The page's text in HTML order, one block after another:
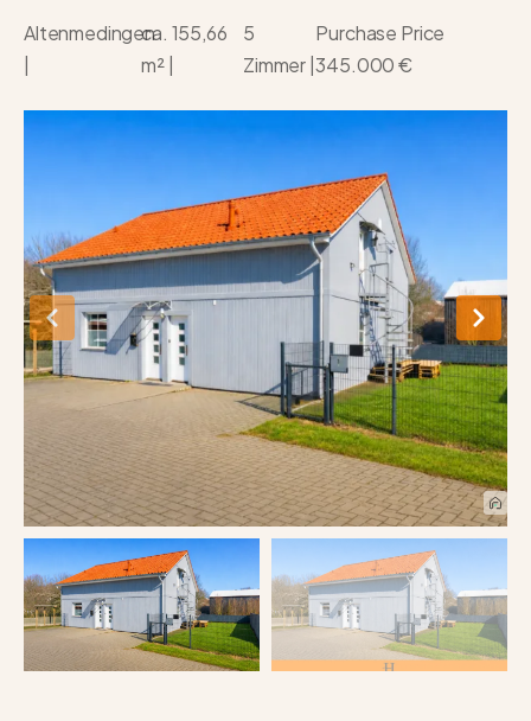
Altenmedingenca. 155,66
m² |
5
Zimmer |
Purchase Price
345.000 €